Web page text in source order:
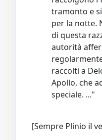
tramonto e
per la notte.
di questa
autorità
raccolti a
Apollo, che
speciale. ..."
[Sempre Plinio il